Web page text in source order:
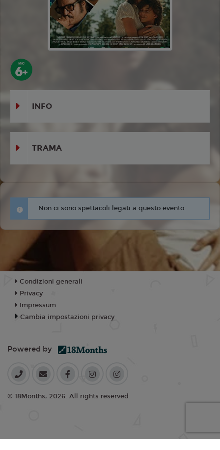
INFO
TRAMA
Non ci sono spettacoli legati a questo evento.
Condizioni generali
Privacy
Impressum
Cambia impostazioni privacy
Powered by
© 18Months, 2026. All rights reserved